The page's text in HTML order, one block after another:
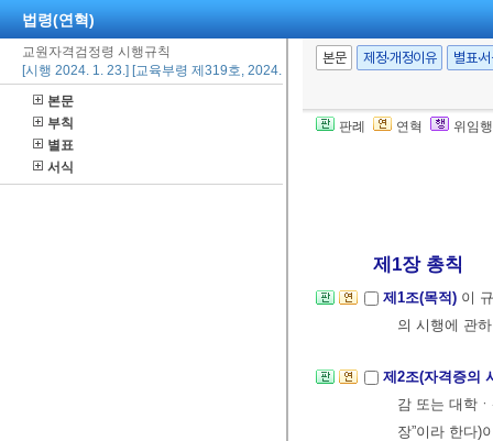
법령(연혁)
교원자격검정령 시행규칙
[시행 2024. 1. 23.] [교육부령 제319호, 2024. 1. 23., 일부개정]
본문
부칙
별표
서식
본문 제정·개정이유 별표·
판례 연혁 위임
제1장 총칙
제1조(목적) 이
의 시행에 관
제2조(자격증의
감 또는 대학
장”이라 한다)